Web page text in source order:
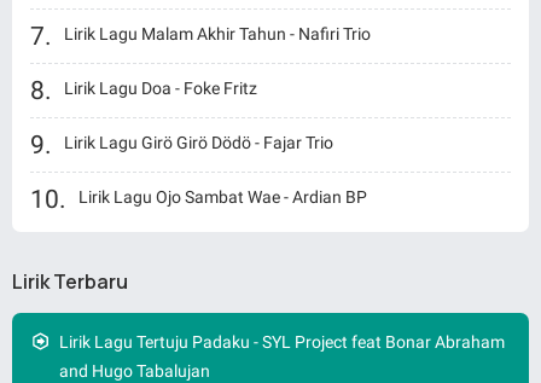
Lirik Lagu Malam Akhir Tahun - Nafiri Trio
Lirik Lagu Doa - Foke Fritz
Lirik Lagu Girö Girö Dödö - Fajar Trio
Lirik Lagu Ojo Sambat Wae - Ardian BP
Lirik Terbaru
Lirik Lagu Tertuju Padaku - SYL Project feat Bonar Abraham
and Hugo Tabalujan